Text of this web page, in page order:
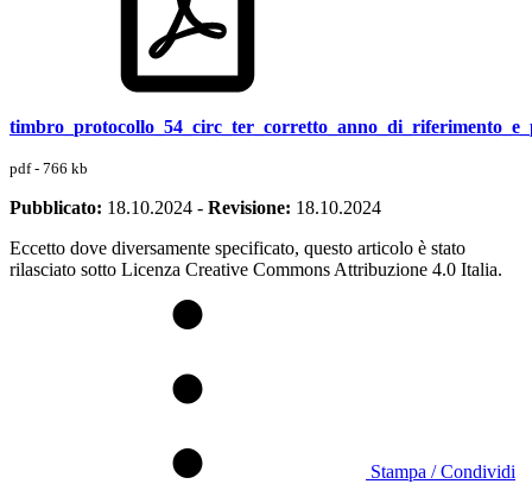
pdf - 766 kb
Pubblicato: 18.10.2024 - Revisione: 18.10.2024
Eccetto dove diversamente specificato, questo articolo è stato
rilasciato sotto Licenza Creative Commons Attribuzione 4.0 Italia.
Stampa / Condividi